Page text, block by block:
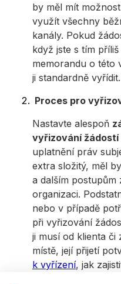
by měl mít
využít všechny
kanály. Pokud
když jste s tím
memorandu o této
ji standardně vyřídit.
Proces pro
Nastavte alespoň
vyřizování žádostí
uplatnění práv
extra složitý, měl
a dalším postupům
organizaci.
nebo v případě
při vyřizování
ji musí od klienta či
místě, její přijetí
k vyřízení, jak